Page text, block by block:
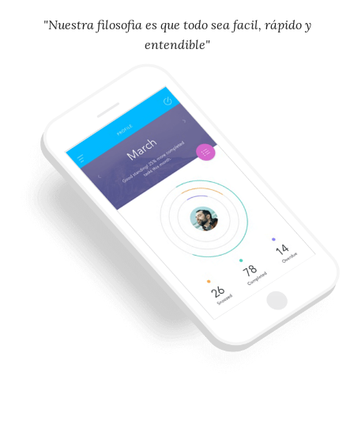
"Nuestra filosofia es que todo sea facil, rápido y
entendible"